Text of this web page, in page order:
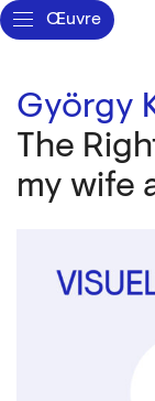
Œuvre
György
The
my wife